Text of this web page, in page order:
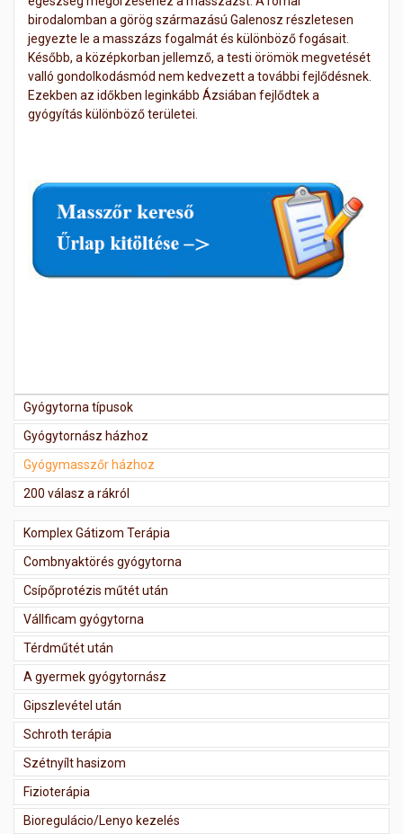
birodalomban a görög származású Galenosz részletesen
jegyezte le a masszázs fogalmát és különböző fogásait.
Később, a középkorban jellemző, a testi örömök megvetését
valló gondolkodásmód nem kedvezett a további fejlődésnek.
Ezekben az időkben leginkább Ázsiában fejlődtek a
gyógyítás különböző területei.
Gyógytorna típusok
Gyógytornász házhoz
Gyógymasszőr házhoz
200 válasz a rákról
Komplex Gátizom Terápia
Combnyaktörés gyógytorna
Csípőprotézis műtét után
Vállficam gyógytorna
Térdműtét után
A gyermek gyógytornász
Gipszlevétel után
Schroth terápia
Szétnyílt hasizom
Fizioterápia
Bioregulácio/Lenyo kezelés